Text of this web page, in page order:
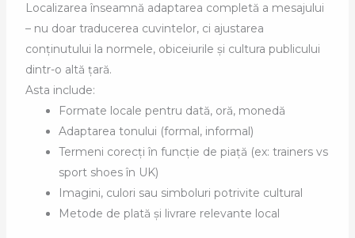
Localizarea înseamnă adaptarea completă a mesajului
– nu doar traducerea cuvintelor, ci ajustarea
conținutului la normele, obiceiurile și cultura publicului
dintr-o altă țară.
Asta include:
Formate locale pentru dată, oră, monedă
Adaptarea tonului (formal, informal)
Termeni corecți în funcție de piață (ex: trainers vs
sport shoes în UK)
Imagini, culori sau simboluri potrivite cultural
Metode de plată și livrare relevante local